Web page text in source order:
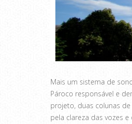
Mais um sistema de
Pároco responsável e
projeto, duas colunas
pela clareza das vozes